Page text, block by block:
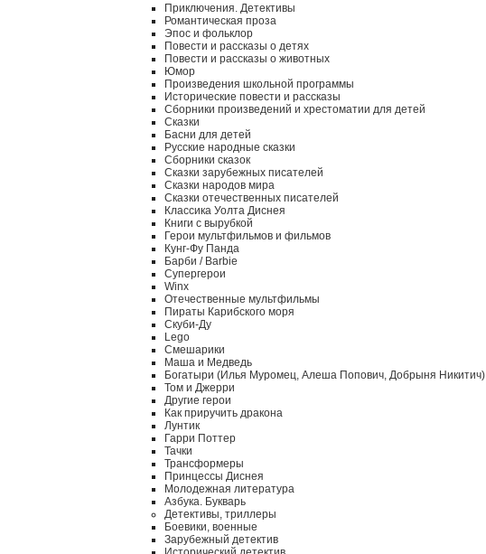
Приключения. Детективы
Романтическая проза
Эпос и фольклор
Повести и рассказы о детях
Повести и рассказы о животных
Юмор
Произведения школьной программы
Исторические повести и рассказы
Сборники произведений и хрестоматии для детей
Сказки
Басни для детей
Русские народные сказки
Сборники сказок
Сказки зарубежных писателей
Сказки народов мира
Сказки отечественных писателей
Классика Уолта Диснея
Книги с вырубкой
Герои мультфильмов и фильмов
Кунг-Фу Панда
Барби / Barbie
Супергерои
Winx
Отечественные мультфильмы
Пираты Карибского моря
Скуби-Ду
Lego
Смешарики
Маша и Медведь
Богатыри (Илья Муромец, Алеша Попович, Добрыня Никитич)
Том и Джерри
Другие герои
Как приручить дракона
Лунтик
Гарри Поттер
Тачки
Трансформеры
Принцессы Диснея
Молодежная литература
Азбука. Букварь
Детективы, триллеры
Боевики, военные
Зарубежный детектив